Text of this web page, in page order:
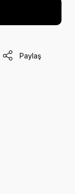
Paylaş